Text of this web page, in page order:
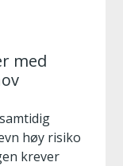
med
høy risiko
krever